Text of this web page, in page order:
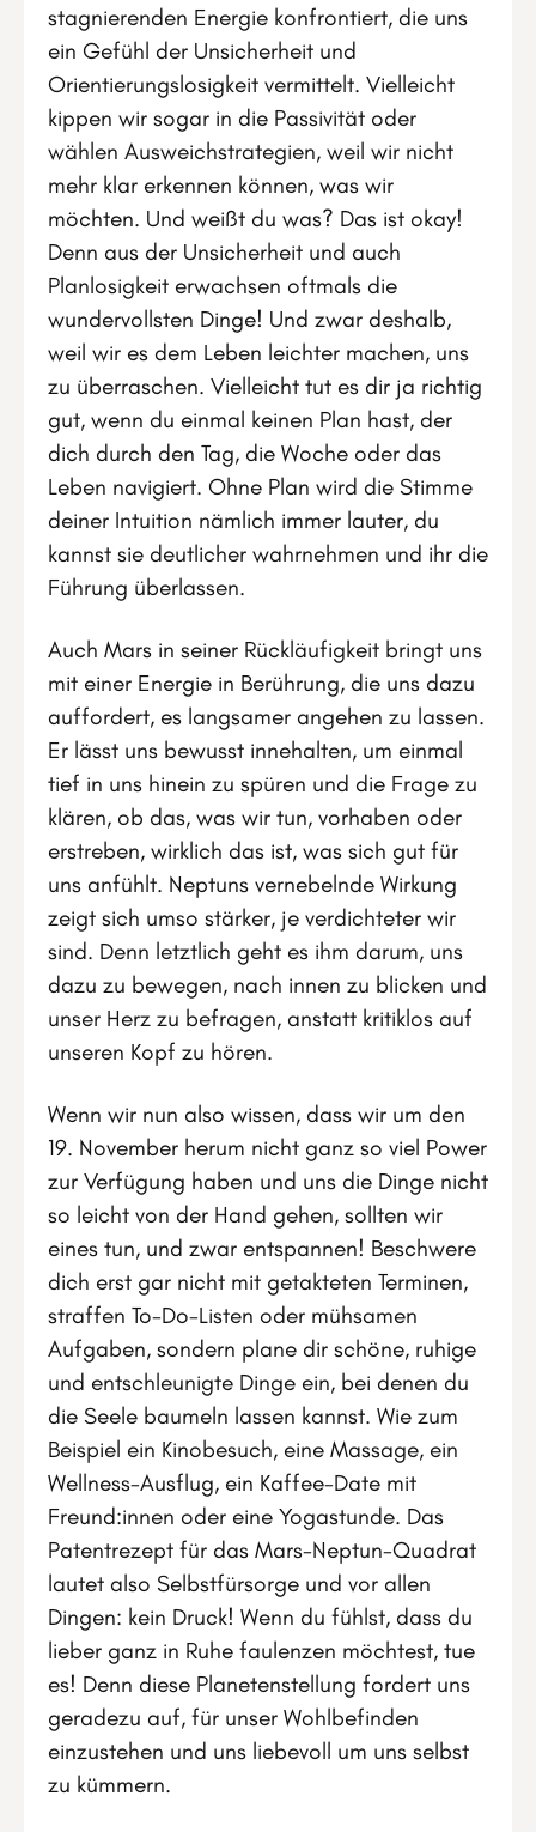
stagnierenden Energie konfrontiert, die uns
ein Gefühl der Unsicherheit und
Orientierungslosigkeit vermittelt. Vielleicht
kippen wir sogar in die Passivität oder
wählen Ausweichstrategien, weil wir nicht
mehr klar erkennen können, was wir
möchten. Und weißt du was? Das ist okay!
Denn aus der Unsicherheit und auch
Planlosigkeit erwachsen oftmals die
wundervollsten Dinge! Und zwar deshalb,
weil wir es dem Leben leichter machen, uns
zu überraschen. Vielleicht tut es dir ja richtig
gut, wenn du einmal keinen Plan hast, der
dich durch den Tag, die Woche oder das
Leben navigiert. Ohne Plan wird die Stimme
deiner Intuition nämlich immer lauter, du
kannst sie deutlicher wahrnehmen und ihr die
Führung überlassen.
Auch Mars in seiner Rückläufigkeit bringt uns
mit einer Energie in Berührung, die uns dazu
auffordert, es langsamer angehen zu lassen.
Er lässt uns bewusst innehalten, um einmal
tief in uns hinein zu spüren und die Frage zu
klären, ob das, was wir tun, vorhaben oder
erstreben, wirklich das ist, was sich gut für
uns anfühlt. Neptuns vernebelnde Wirkung
zeigt sich umso stärker, je verdichteter wir
sind. Denn letztlich geht es ihm darum, uns
dazu zu bewegen, nach innen zu blicken und
unser Herz zu befragen, anstatt kritiklos auf
unseren Kopf zu hören.
Wenn wir nun also wissen, dass wir um den
19. November herum nicht ganz so viel Power
zur Verfügung haben und uns die Dinge nicht
so leicht von der Hand gehen, sollten wir
eines tun, und zwar entspannen! Beschwere
dich erst gar nicht mit getakteten Terminen,
straffen To-Do-Listen oder mühsamen
Aufgaben, sondern plane dir schöne, ruhige
und entschleunigte Dinge ein, bei denen du
die Seele baumeln lassen kannst. Wie zum
Beispiel ein Kinobesuch, eine Massage, ein
Wellness-Ausflug, ein Kaffee-Date mit
Freund:innen oder eine Yogastunde. Das
Patentrezept für das Mars-Neptun-Quadrat
lautet also Selbstfürsorge und vor allen
Dingen: kein Druck! Wenn du fühlst, dass du
lieber ganz in Ruhe faulenzen möchtest, tue
es! Denn diese Planetenstellung fordert uns
geradezu auf, für unser Wohlbefinden
einzustehen und uns liebevoll um uns selbst
zu kümmern.